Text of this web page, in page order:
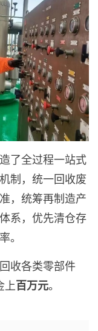
了全过程一站式
制，统一回收废
，统筹再制造产
系，优先清仓存
。
收各类零部件
上 百万元。